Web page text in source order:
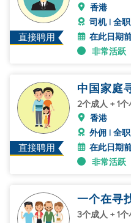
直接聘用
香港
司机 | 全职
在此日期
非常活跃
直接聘用
中国家庭
2个成人 + 1
香港
外佣 | 全职
在此日期
非常活跃
一个在寻
3个成人 + 1